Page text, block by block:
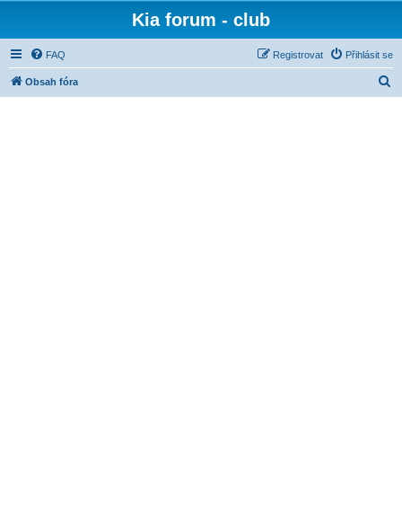
Kia forum - club
FAQ Přihlásit se
Registrovat
Obsah fóra